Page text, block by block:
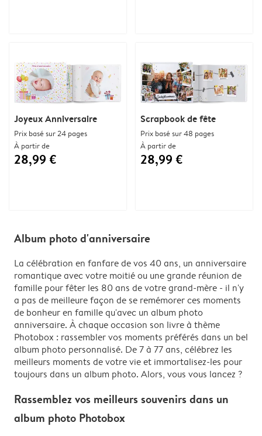
Scrapbook de fête
Prix basé sur 48 pages
À partir de
28,99 €
Joyeux Anniversaire
Prix basé sur 24 pages
À partir de
28,99 €
Album photo d'anniversaire
La célébration en fanfare de vos 40 ans, un anniversaire
romantique avec votre moitié ou une grande réunion de
famille pour fêter les 80 ans de votre grand-mère - il n'y
a pas de meilleure façon de se remémorer ces moments
de bonheur en famille qu'avec un album photo
anniversaire. À chaque occasion son livre à thème
Photobox : rassembler vos moments préférés dans un bel
album photo personnalisé. De 7 à 77 ans, célébrez les
meilleurs moments de votre vie et immortalisez-les pour
toujours dans un album photo. Alors, vous vous lancez ?
Rassemblez vos meilleurs souvenirs dans un
album photo Photobox